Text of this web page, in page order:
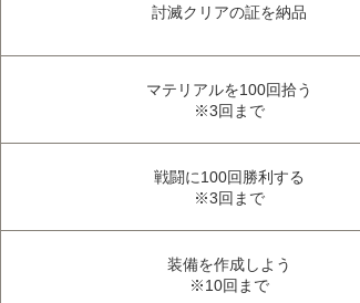
討滅クリアの証を納品
マテリアルを100回拾う
※3回まで
戦闘に100回勝利する
※3回まで
装備を作成しよう
※10回まで